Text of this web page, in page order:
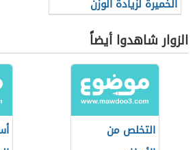
الخميرة لزيادة الوزن
الزوار شاهدوا أيضاً
التخلص من